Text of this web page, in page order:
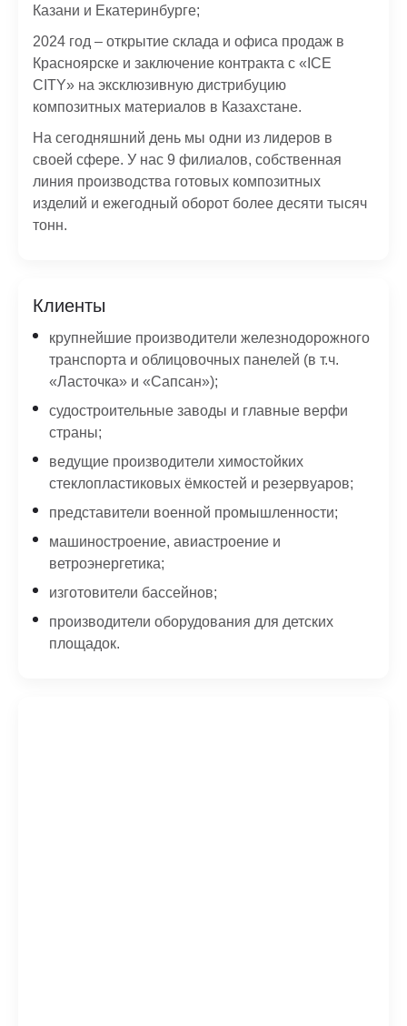
Казани и Екатеринбурге;
2024 год – открытие склада и офиса продаж в
Красноярске и заключение контракта с «ICE
CITY» на эксклюзивную дистрибуцию
композитных материалов в Казахстане.
На сегодняшний день мы одни из лидеров в
своей сфере. У нас 9 филиалов, собственная
линия производства готовых композитных
изделий и ежегодный оборот более десяти тысяч
тонн.
Клиенты
крупнейшие производители железнодорожного
транспорта и облицовочных панелей (в т.ч.
«Ласточка» и «Сапсан»);
судостроительные заводы и главные верфи
страны;
ведущие производители химостойких
стеклопластиковых ёмкостей и резервуаров;
представители военной промышленности;
машиностроение, авиастроение и
ветроэнергетика;
изготовители бассейнов;
производители оборудования для детских
площадок.